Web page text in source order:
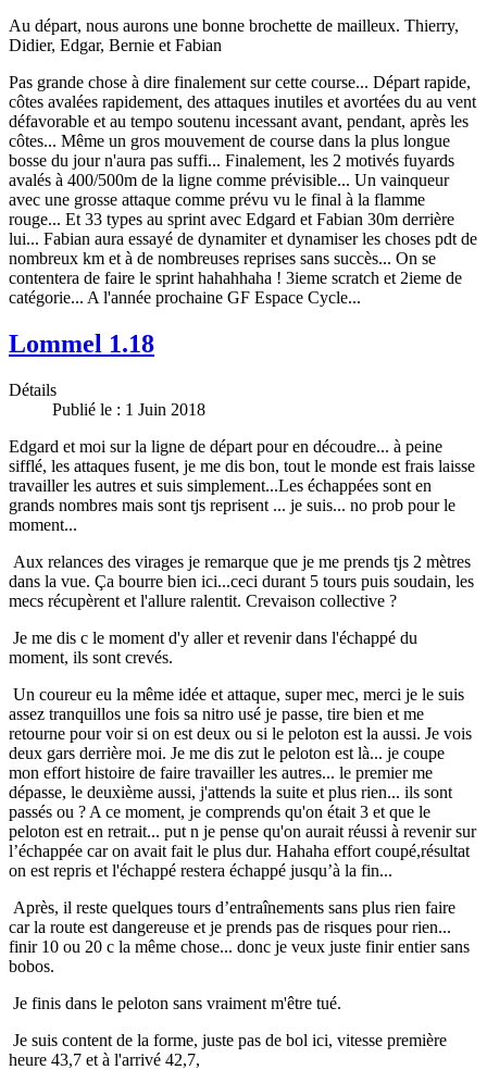
Au départ, nous aurons une bonne brochette de mailleux. Thierry,
Didier, Edgar, Bernie et Fabian
Pas grande chose à dire finalement sur cette course... Départ rapide,
côtes avalées rapidement, des attaques inutiles et avortées du au vent
défavorable et au tempo soutenu incessant avant, pendant, après les
côtes... Même un gros mouvement de course dans la plus longue
bosse du jour n'aura pas suffi... Finalement, les 2 motivés fuyards
avalés à 400/500m de la ligne comme prévisible... Un vainqueur
avec une grosse attaque comme prévu vu le final à la flamme
rouge... Et 33 types au sprint avec Edgard et Fabian 30m derrière
lui... Fabian aura essayé de dynamiter et dynamiser les choses pdt de
nombreux km et à de nombreuses reprises sans succès... On se
contentera de faire le sprint hahahhaha ! 3ieme scratch et 2ieme de
catégorie... A l'année prochaine GF Espace Cycle...
Lommel 1.18
Détails
Publié le : 1 Juin 2018
Edgard et moi sur la ligne de départ pour en découdre... à peine
sifflé, les attaques fusent, je me dis bon, tout le monde est frais laisse
travailler les autres et suis simplement...Les échappées sont en
grands nombres mais sont tjs reprisent ... je suis... no prob pour le
moment...
Aux relances des virages je remarque que je me prends tjs 2 mètres
dans la vue. Ça bourre bien ici...ceci durant 5 tours puis soudain, les
mecs récupèrent et l'allure ralentit. Crevaison collective ?
Je me dis c le moment d'y aller et revenir dans l'échappé du
moment, ils sont crevés.
Un coureur eu la même idée et attaque, super mec, merci je le suis
assez tranquillos une fois sa nitro usé je passe, tire bien et me
retourne pour voir si on est deux ou si le peloton est la aussi. Je vois
deux gars derrière moi. Je me dis zut le peloton est là... je coupe
mon effort histoire de faire travailler les autres... le premier me
dépasse, le deuxième aussi, j'attends la suite et plus rien... ils sont
passés ou ? A ce moment, je comprends qu'on était 3 et que le
peloton est en retrait... put n je pense qu'on aurait réussi à revenir sur
l’échappée car on avait fait le plus dur. Hahaha effort coupé,résultat
on est repris et l'échappé restera échappé jusqu’à la fin...
Après, il reste quelques tours d’entraînements sans plus rien faire
car la route est dangereuse et je prends pas de risques pour rien...
finir 10 ou 20 c la même chose... donc je veux juste finir entier sans
bobos.
Je finis dans le peloton sans vraiment m'être tué.
Je suis content de la forme, juste pas de bol ici, vitesse première
heure 43,7 et à l'arrivé 42,7,